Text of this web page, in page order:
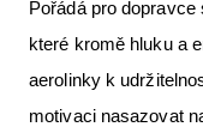
Pořádá pro
které kromě hluku a
aerolinky k
motivaci nasazovat